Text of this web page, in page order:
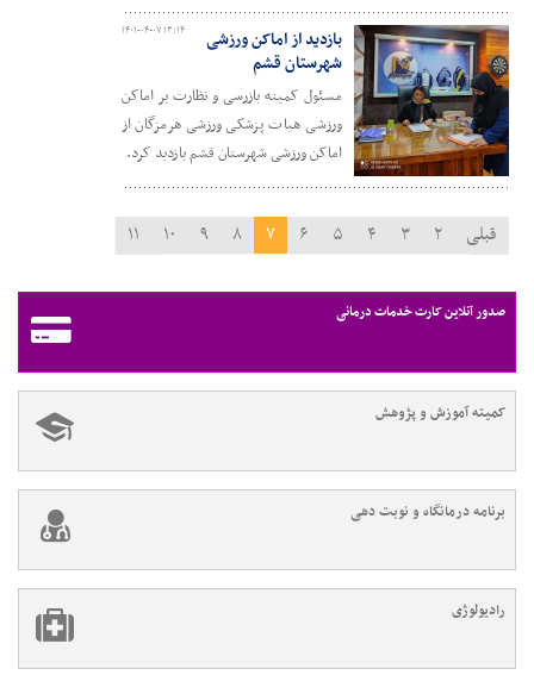
۱۴۰۱-۰۴-۰۷ ۱۳:۱۴
بازدید از اماکن ورزشی
شهرستان قشم
مسئول کمیته بازرسی و نظارت بر اماکن
ورزشی هیات پزشکی ورزشی هرمزگان از
اماکن ورزشی شهرستان قشم بازدید کرد.
قبلی ۲ ۳ ۴ ۵ ۶ ۷ ۸ ۹ ۱۰
۱۱
صدور آنلاین کارت خدمات درمانی
کمیته آموزش و پژوهش
برنامه درمانگاه و نوبت دهی
رادیولوژی